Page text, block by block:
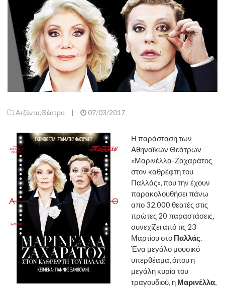
Ατζέντα,Θέατρο | 07/03/2017
Η παράσταση των
Αθηναϊκών Θεάτρων
«Μαρινέλλα-Ζαχαράτος
στον καθρέφτη του
Παλλάς», που την έχουν
παρακολουθήσει πάνω
απο 32.000 θεατές στις
πρώτες 20 παραστάσεις,
συνεχίζει από τις 23
Μαρτίου στο Παλλάς.
Ένα μεγάλο μουσικό
υπερθέαμα, όπου η
μεγάλη κυρία του
τραγουδιού, η Μαρινέλλα,